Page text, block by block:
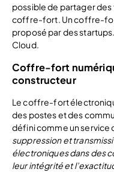
possible de partager des
coffre-fort. Un coffre-
proposé par des
Cloud.
Coffre-fort
constructeur
Le coffre-fort
des postes et des
défini comme un service
suppression et
électroniques dans des
leur intégrité et